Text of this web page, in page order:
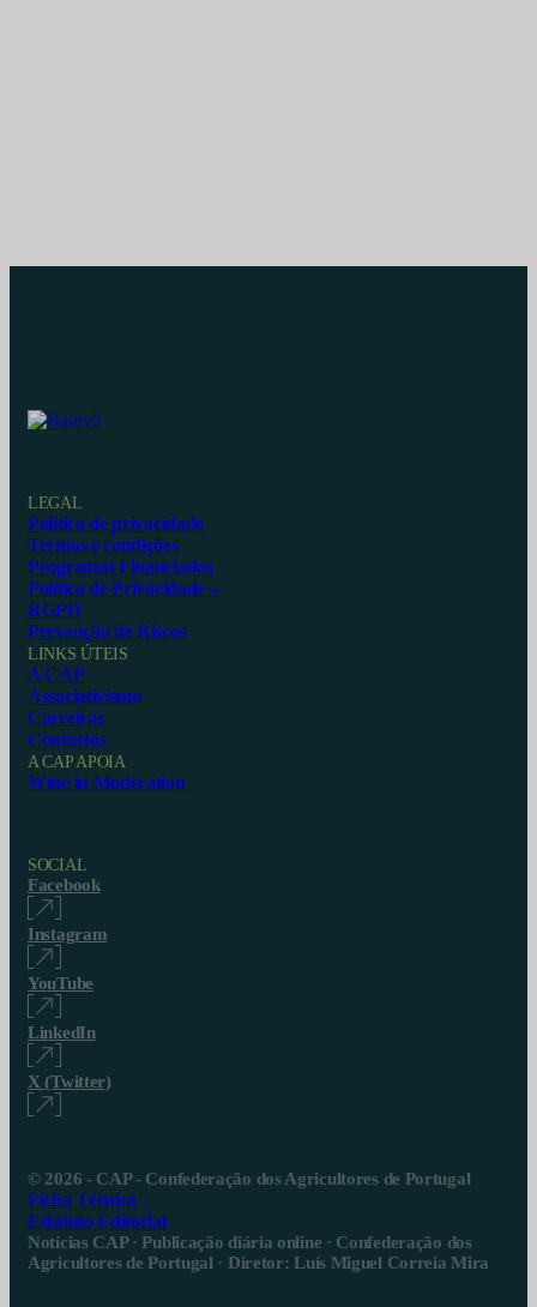
LEGAL
Política de privacidade
Termos e condições
Programas Financiados
Política de Privacidade –
RGPD
Prevenção de Riscos
LINKS ÚTEIS
A CAP
Associativismo
Carreiras
Contactos
A CAP APOIA
Wine in Moderation
SOCIAL
Facebook
Instagram
YouTube
LinkedIn
X (Twitter)
© 2026 - CAP - Confederação dos Agricultores de Portugal
Ficha Técnica
Estatuto Editorial
Notícias CAP · Publicação diária online · Confederação dos
Agricultores de Portugal · Diretor: Luís Miguel Correia Mira